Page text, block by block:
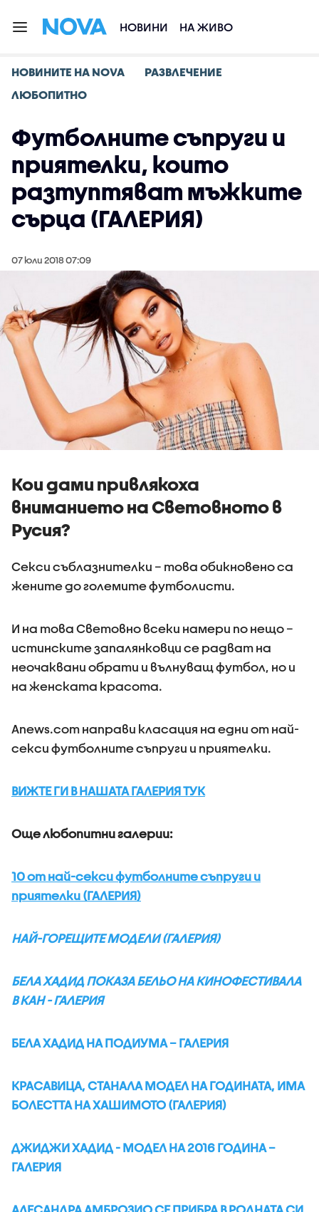
НОВИНИ НА ЖИВО
НОВИНИТЕ НА NOVA
РАЗВЛЕЧЕНИЕ
ЛЮБОПИТНО
Футболните съпруги и
приятелки, които
разтуптяват мъжките
сърца (ГАЛЕРИЯ)
07 юли 2018 07:09
Кои дами привлякоха
вниманието на Световното в
Русия?
Секси съблазнителки – това обикновено са
жените до големите футболисти.
И на това Световно всеки намери по нещо –
истинските запалянковци се радват на
неочаквани обрати и вълнуващ футбол, но и
на женската красота.
Аnews.com направи класация на едни от най-
секси футболните съпруги и приятелки.
ВИЖТЕ ГИ В НАШАТА ГАЛЕРИЯ ТУК
Още любопитни галерии:
10 от най-секси футболните съпруги и
приятелки (ГАЛЕРИЯ)
НАЙ-ГОРЕЩИТЕ МОДЕЛИ (ГАЛЕРИЯ)
БЕЛА ХАДИД ПОКАЗА БЕЛЬО НА КИНОФЕСТИВАЛА
В КАН - ГАЛЕРИЯ
БЕЛА ХАДИД НА ПОДИУМА – ГАЛЕРИЯ
КРАСАВИЦА, СТАНАЛА МОДЕЛ НА ГОДИНАТА, ИМА
БОЛЕСТТА НА ХАШИМОТО (ГАЛЕРИЯ)
ДЖИДЖИ ХАДИД - МОДЕЛ НА 2016 ГОДИНА –
ГАЛЕРИЯ